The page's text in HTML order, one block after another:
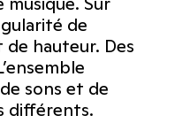
de
hauteur. Des
sons et de
différents.